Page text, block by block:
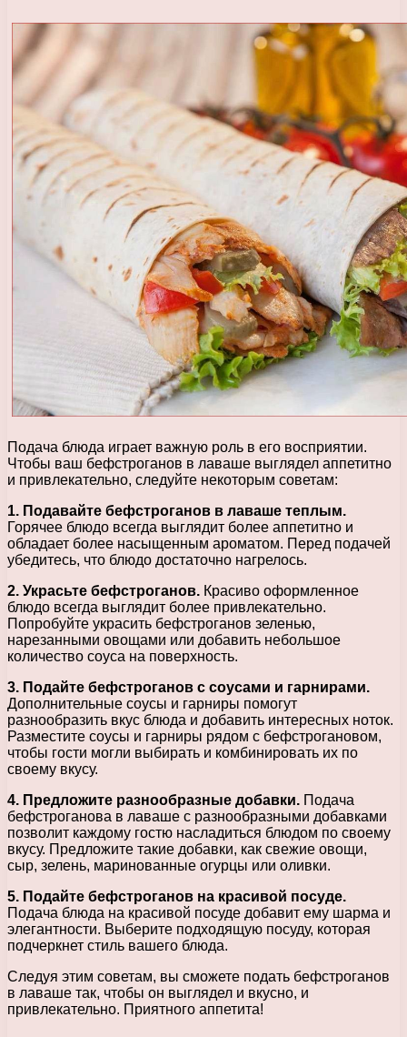
Подача блюда играет важную роль в его восприятии.
Чтобы ваш бефстроганов в лаваше выглядел аппетитно
и привлекательно, следуйте некоторым советам:
1. Подавайте бефстроганов в лаваше теплым.
Горячее блюдо всегда выглядит более аппетитно и
обладает более насыщенным ароматом. Перед подачей
убедитесь, что блюдо достаточно нагрелось.
2. Украсьте бефстроганов. Красиво оформленное
блюдо всегда выглядит более привлекательно.
Попробуйте украсить бефстроганов зеленью,
нарезанными овощами или добавить небольшое
количество соуса на поверхность.
3. Подайте бефстроганов с соусами и гарнирами.
Дополнительные соусы и гарниры помогут
разнообразить вкус блюда и добавить интересных ноток.
Разместите соусы и гарниры рядом с бефстрогановом,
чтобы гости могли выбирать и комбинировать их по
своему вкусу.
4. Предложите разнообразные добавки. Подача
бефстроганова в лаваше с разнообразными добавками
позволит каждому гостю насладиться блюдом по своему
вкусу. Предложите такие добавки, как свежие овощи,
сыр, зелень, маринованные огурцы или оливки.
5. Подайте бефстроганов на красивой посуде.
Подача блюда на красивой посуде добавит ему шарма и
элегантности. Выберите подходящую посуду, которая
подчеркнет стиль вашего блюда.
Следуя этим советам, вы сможете подать бефстроганов
в лаваше так, чтобы он выглядел и вкусно, и
привлекательно. Приятного аппетита!